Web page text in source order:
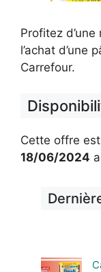
Profitez
l’achat d’une
Carrefour.
Cette offre
18/06/2024